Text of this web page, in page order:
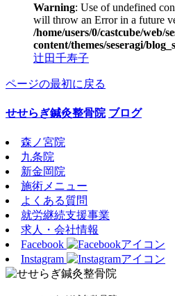
Warning: Use of undefined
will throw an Error in a future
/home/users/0/castcube/web/
content/themes/seseragi/
辻田千寿子
ページの最初に戻る
せせらぎ鍼灸整骨院 ブログ
森ノ宮院
九条院
新金岡院
施術メニュー
よくある質問
就労継続支援事業
求人・会社情報
Facebook
Instagram